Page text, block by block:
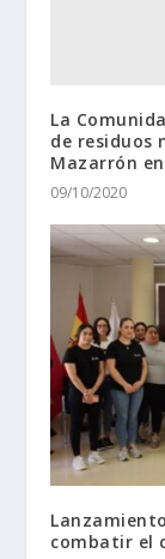
La
de residuos
Mazarrón
09/10/2020
combatir el